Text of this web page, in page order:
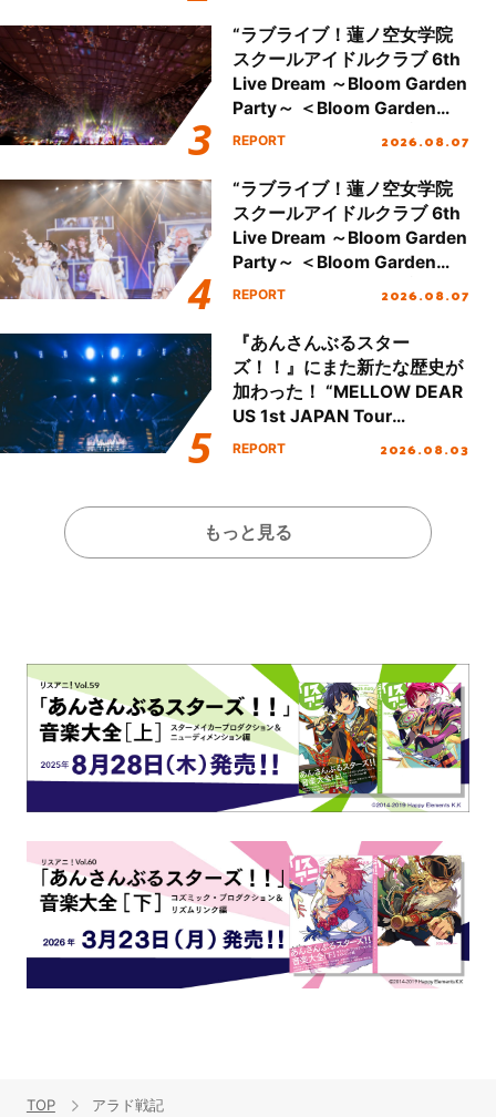
“ラブライブ！蓮ノ空女学院
スクールアイドルクラブ 6th
Live Dream ～Bloom Garden
Party～ ＜Bloom Garden
Party Stage／埼玉公演＞”
REPORT 2026.08.07
“ラブライブ！蓮ノ空女学院
スクールアイドルクラブ 6th
Live Dream ～Bloom Garden
Party～ ＜Bloom Garden
Party Stage／埼玉公演＞”
REPORT 2026.08.07
『あんさんぶるスター
ズ！！』にまた新たな歴史が
加わった！ “MELLOW DEAR
US 1st JAPAN Tour
Final「NICE to meet YOU
REPORT 2026.08.03
もっと見る
TOP アラド戦記